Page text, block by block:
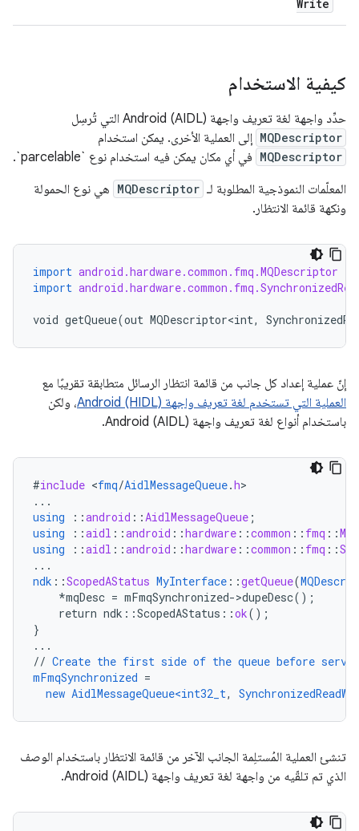
Write
كيفية الاستخدام
حدِّد واجهة لغة تعريف واجهة Android (AIDL) التي تُرسِل
MQDescriptor إلى العملية الأخرى. يمكن استخدام
MQDescriptor في أي مكان يمكن فيه استخدام نوع `parcelable`.
المعلّمات النموذجية المطلوبة لـ MQDescriptor هي نوع الحمولة
ونكهة قائمة الانتظار.
import android.hardware.common.fmq.MQDescriptor
import
void getQueue(out MQDescriptor<int,
إنّ عملية إعداد كل جانب من قائمة انتظار الرسائل متطابقة تقريبًا مع
العملية التي تستخدم لغة تعريف واجهة Android (HIDL)
، ولكن
باستخدام أنواع لغة تعريف واجهة Android (AIDL).
#include <fmq/AidlMessageQueue.h
...
using
::android ::AidlMessageQueue ;
using
::aidl ::android ::hardware ::common :: fmq ::
using
::aidl ::android ::hardware ::common :: fmq ::
...
ndk ::ScopedAStatus MyInterface ::getQueue(
*mqDesc = mFmqSynchronized->dupeDesc() ;
return ndk : :ScopedAStatus ::ok();
}
...
// Create the first side of the queue before
mFmqSynchronized =
new AidlMessageQueue<int32_t,
تنشئ العملية المُستلِمة الجانب الآخر من قائمة الانتظار باستخدام الوصف
الذي تم تلقّيه من واجهة لغة تعريف واجهة Android (AIDL).